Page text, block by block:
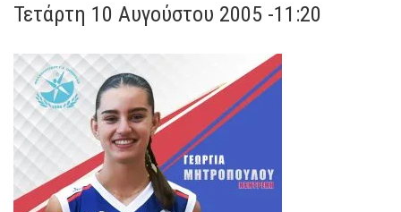
Τετάρτη 10 Αυγούστου 2005 -11:20